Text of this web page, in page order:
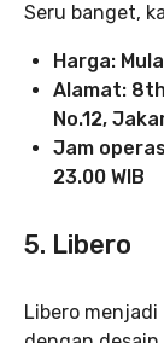
Seru banget,
Harga:
Alamat:
No.12,
Jam
23.00 WIB
5. Libero
Libero